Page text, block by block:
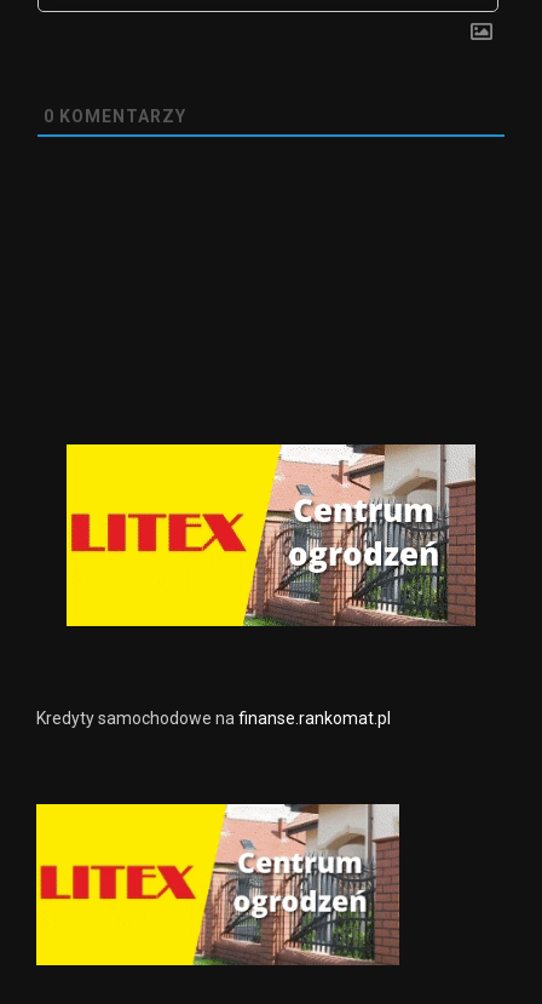
0 KOMENTARZY
Kredyty samochodowe na finanse.rankomat.pl